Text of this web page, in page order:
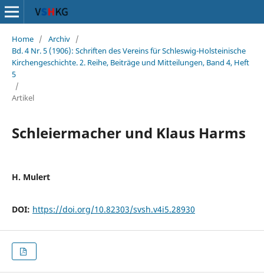
Home / Archiv /
Bd. 4 Nr. 5 (1906): Schriften des Vereins für Schleswig-Holsteinische
Kirchengeschichte. 2. Reihe, Beiträge und Mitteilungen, Band 4, Heft
5
/
Artikel
Schleiermacher und Klaus Harms
H. Mulert
DOI: https://doi.org/10.82303/svsh.v4i5.28930